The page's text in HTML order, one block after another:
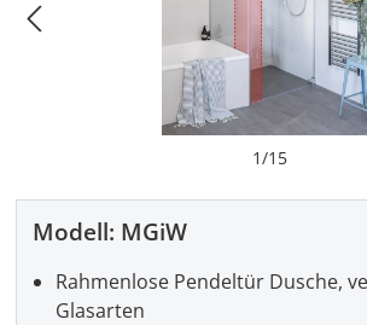
1/15
Modell: MGiW
Rahmenlose Pendeltür Dusche,
Glasarten